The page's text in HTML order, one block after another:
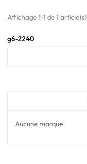
Affichage 1-1 de 1 article(s)
g6-2240
Aucune marque